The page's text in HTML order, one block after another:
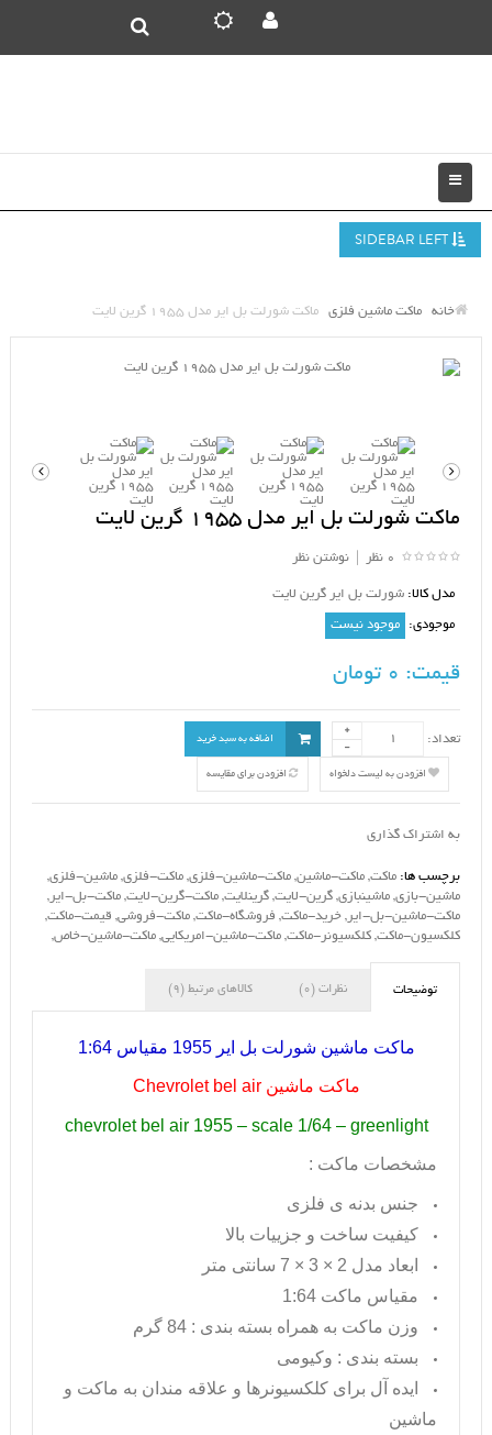
خانه ماکت ماشین فلزی ماکت شورلت بل ایر مدل 1955 گرین لایت
ماکت شورلت بل ایر مدل 1955 گرین لایت
0 نظر نوشتن نظر
مدل کالا: شورلت بل ایر گرین لایت
موجودی: موجود نیست
قیمت:
تعداد: اضافه به سبد خرید
افزودن به لیست دلخواه افزودن برای مقایسه
به اشتراک گذاری
برچسب ها: ماکت, ماکت-ماشین, ماکت-ماشین-فلزی, ماکت-فلزی, ماشین-فلزی,
ماشین-بازی, ماشینبازی, گرین-لایت, گرینلایت, ماکت-گرین-لایت, ماکت-بل-ایر ,
ماکت-ماشین-بل-ایر , خرید-ماکت, فروشگاه-ماکت, ماکت-فروشی, قیمت-ماکت,
کلکسیون-ماکت, کلکسیونر-ماکت, ماکت-ماشین-امریکایی, ماکت-ماشین-خاص,
توضیحات نظرات (0) کالاهای مرتبط (9)
ماکت ماشین شورلت بل ایر 1955 مقیاس 1:64
ماکت ماشینChevrolet bel air
chevrolet bel air 1955 – scale 1/64 – greenlight
مشخصات ماکت :
جنس بدنه ی فلزی
کیفیت ساخت و جزییات بالا
ابعاد مدل 2 × 3 × 7 سانتی متر
مقیاس ماکت 1:64
وزن ماکت به همراه بسته بندی : 84 گرم
بسته بندی : وکیومی
ایده آل برای کلکسیونرها و علاقه مندان به ماکت و
ماشین